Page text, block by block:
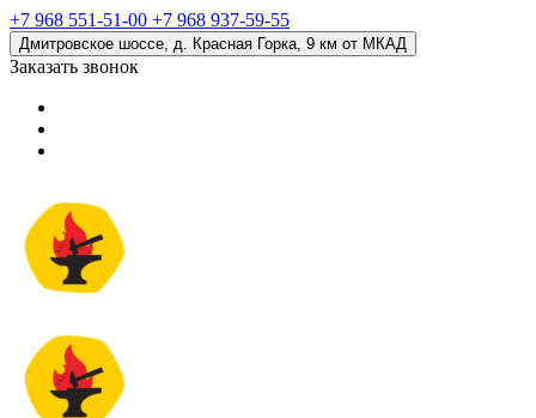
+7 968 551-51-00 +7 968 937-59-55
Дмитровское шоссе, д. Красная Горка, 9 км от МКАД
Заказать звонок